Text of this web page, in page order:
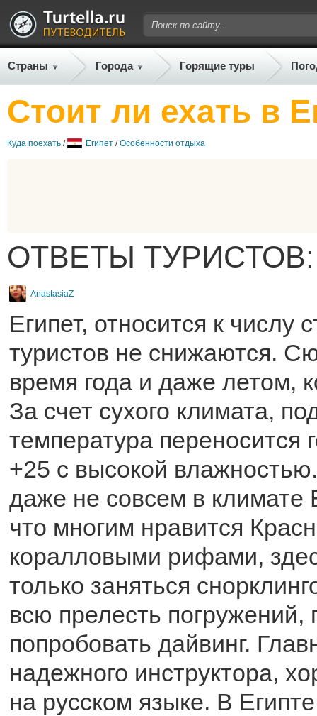
Страны Города Горящие туры
Стоит ли ехать в
Куда поехать / Египет /Особенности отдыха
ОТВЕТЫ ТУРИСТОВ:
AnastasiaZ
Египет, относится к числу
туристов не снижаются.
время года и даже летом,
За счет сухого климата,
температура переносится
+25 с высокой
даже не совсем в климате
что многим нравится
коралловыми рифами,
только заняться
всю прелесть погружений,
попробовать дайвинг.
надежного инструктора,
на русском языке. В